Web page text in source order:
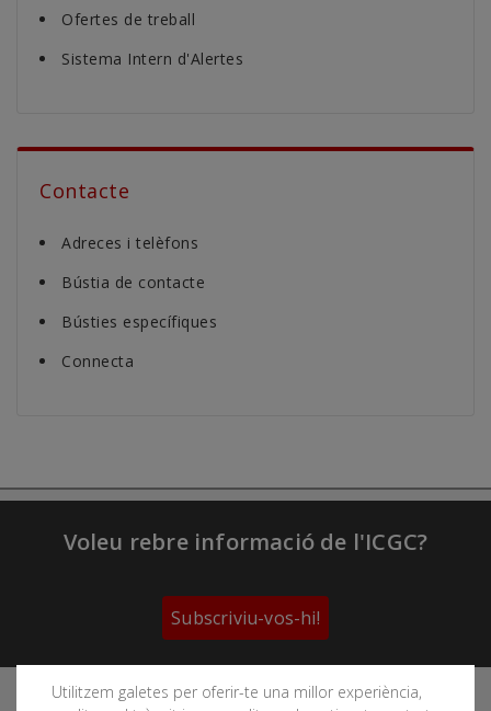
Ofertes de treball
Sistema Intern d'Alertes
Contacte
Adreces i telèfons
Bústia de contacte
Bústies específiques
Connecta
Utilitzem galetes per oferir-te una millor experiència,
Voleu rebre informació de l'ICGC?
Subscriviu-vos-hi!
Segueix les xarxes socials de l'Institut Cartogràfic i